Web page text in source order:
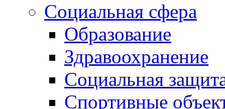
Социальная сфера
Образование
Здравоохранение
Социальная
Спортивные